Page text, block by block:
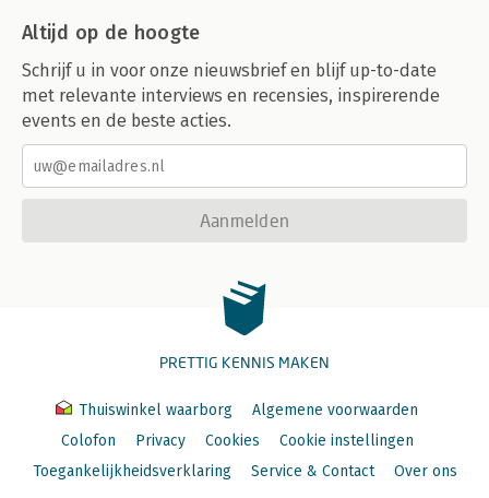
Altijd op de hoogte
Schrijf u in voor onze nieuwsbrief en blijf up-to-date
met relevante interviews en recensies, inspirerende
events en de beste acties.
Aanmelden
PRETTIG KENNIS MAKEN
Thuiswinkel waarborg
Algemene voorwaarden
Colofon
Privacy Cookies
Cookie instellingen
Toegankelijkheidsverklaring
Service & Contact Over ons